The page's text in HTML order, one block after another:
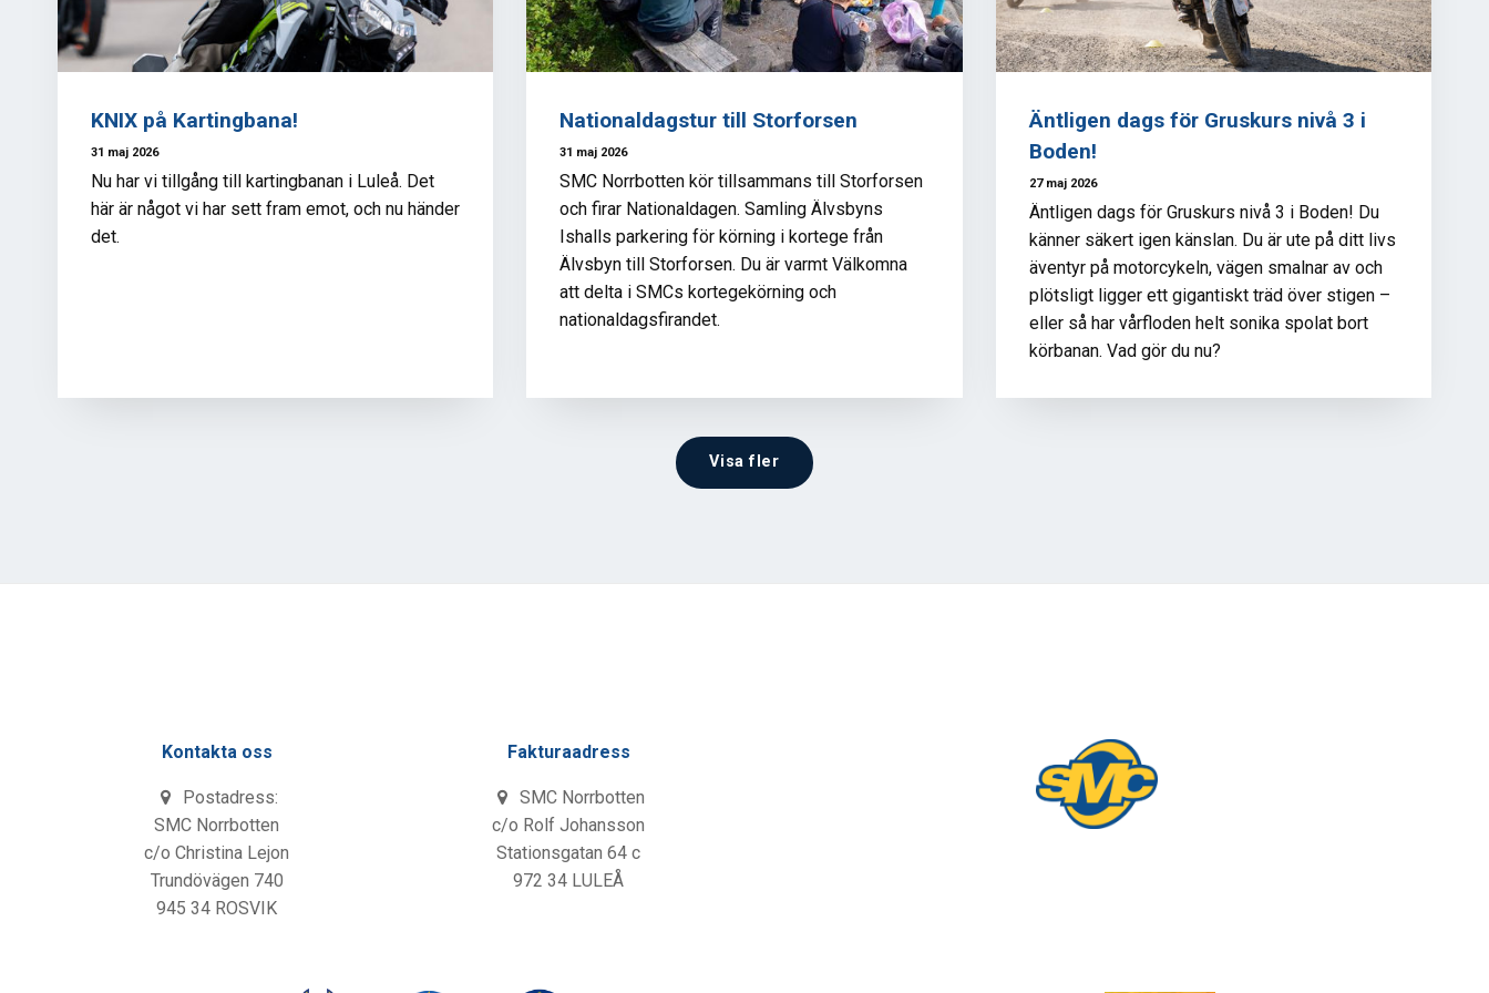
KNIX på Kartingbana!
31 maj 2026
Nu har vi tillgång till kartingbanan i Luleå. Det
här är något vi har sett fram emot, och nu händer
det.
Nationaldagstur till Storforsen
31 maj 2026
SMC Norrbotten kör tillsammans till Storforsen
och firar Nationaldagen. Samling Älvsbyns
Ishalls parkering för körning i kortege från
Älvsbyn till Storforsen. Du är varmt Välkomna
att delta i SMCs kortegekörning och
nationaldagsfirandet.
Äntligen dags för Gruskurs nivå 3 i
Boden!
27 maj 2026
Äntligen dags för Gruskurs nivå 3 i Boden! Du
känner säkert igen känslan. Du är ute på ditt livs
äventyr på motorcykeln, vägen smalnar av och
plötsligt ligger ett gigantiskt träd över stigen –
eller så har vårfloden helt sonika spolat bort
körbanan. Vad gör du nu?
Visa fler
Kontakta oss
Postadress:
SMC Norrbotten
c/o Christina Lejon
Trundövägen 740
945 34 ROSVIK
Fakturaadress
SMC Norrbotten
c/o Rolf Johansson
Stationsgatan 64 c
972 34 LULEÅ